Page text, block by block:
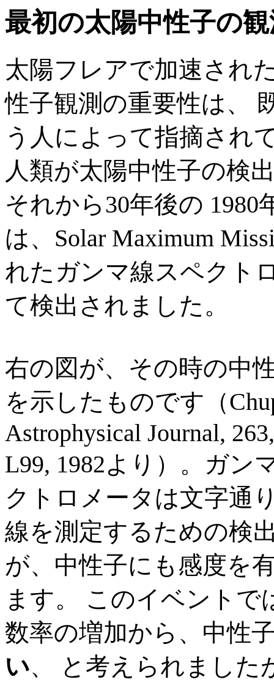
最初の太陽中性子の
太陽フレアで加速され
性子観測の重要性は、
う人によって指摘され
人類が太陽中性子の検
それから30年後の
は、Solar Maximum
れたガンマ線スペクト
て検出されました。
右の図が、その時の中
を示したものです（
Astrophysical Journal,
L99, 1982より）。ガン
クトロメータは文字通
線を測定するための検
が、中性子にも感度を
ます。 このイベントで
数率の増加から、中性
い、 と考えられました